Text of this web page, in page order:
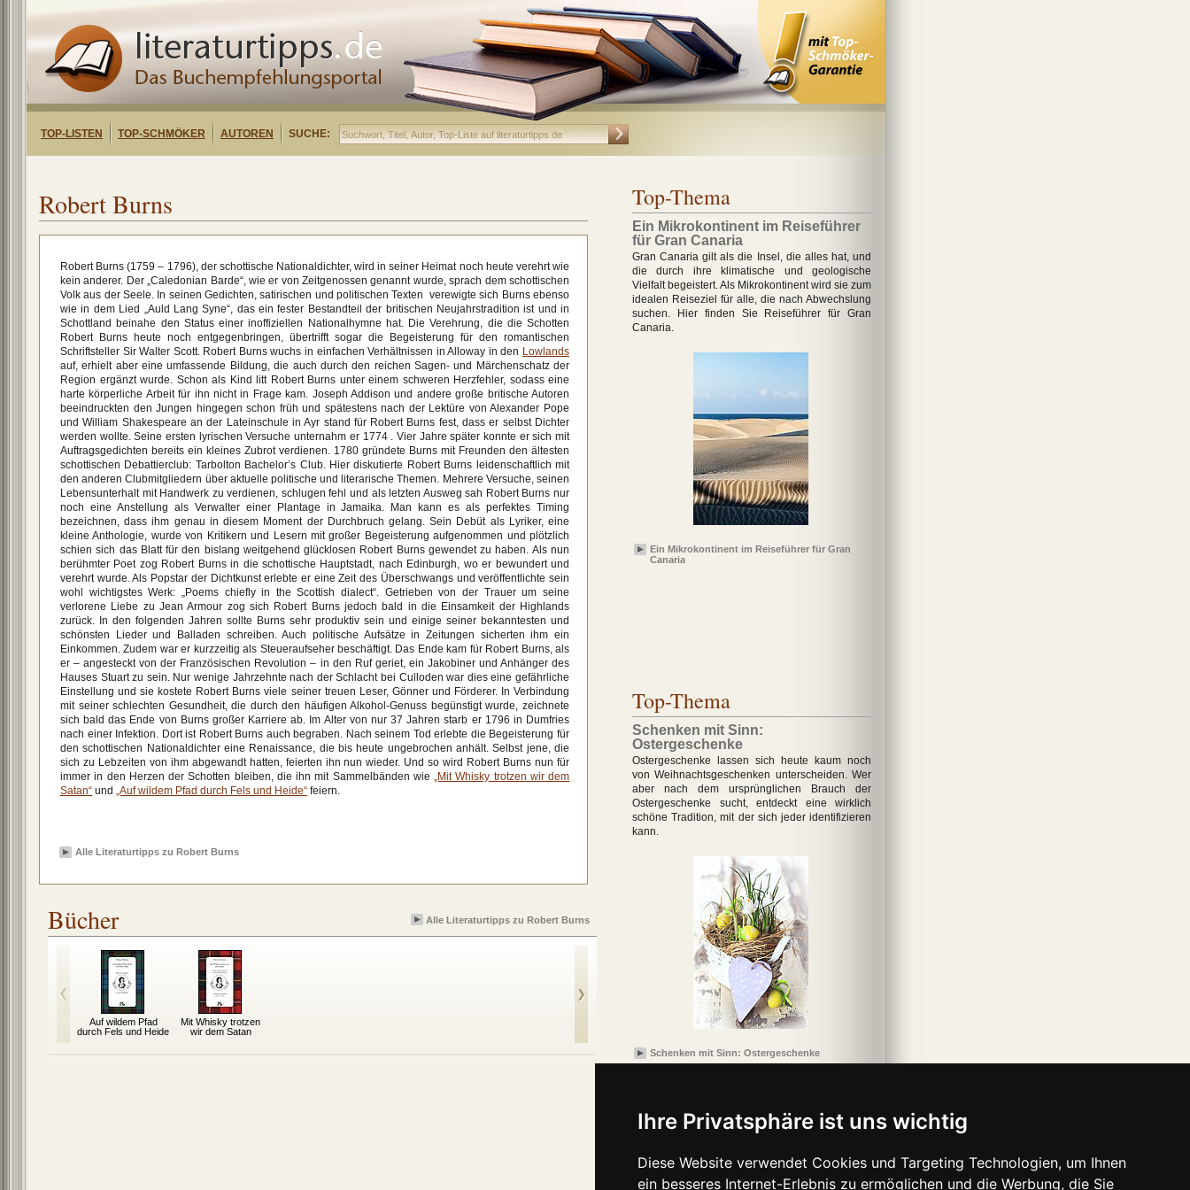
Ihre Privatsphäre ist uns wichtig
Diese Website verwendet Cookies und Targeting Technologien, um Ihnen
ein besseres Internet-Erlebnis zu ermöglichen und die Werbung, die Sie
TOP-LISTEN TOP-SCHMÖKER AUTOREN SUCHE:
Robert Burns
Robert Burns (1759 – 1796), der schottische Nationaldichter, wird in seiner Heimat noch heute verehrt wie
kein anderer. Der „Caledonian Barde“, wie er von Zeitgenossen genannt wurde, sprach dem schottischen
Volk aus der Seele. In seinen Gedichten, satirischen und politischen Texten verewigte sich Burns ebenso
wie in dem Lied „Auld Lang Syne“, das ein fester Bestandteil der britischen Neujahrstradition ist und in
Schottland beinahe den Status einer inoffiziellen Nationalhymne hat. Die Verehrung, die die Schotten
Robert Burns heute noch entgegenbringen, übertrifft sogar die Begeisterung für den romantischen
Schriftsteller Sir Walter Scott. Robert Burns wuchs in einfachen Verhältnissen in Alloway in den Lowlands
auf, erhielt aber eine umfassende Bildung, die auch durch den reichen Sagen- und Märchenschatz der
Region ergänzt wurde. Schon als Kind litt Robert Burns unter einem schweren Herzfehler, sodass eine
harte körperliche Arbeit für ihn nicht in Frage kam. Joseph Addison und andere große britische Autoren
beeindruckten den Jungen hingegen schon früh und spätestens nach der Lektüre von Alexander Pope
und William Shakespeare an der Lateinschule in Ayr stand für Robert Burns fest, dass er selbst Dichter
werden wollte. Seine ersten lyrischen Versuche unternahm er 1774 . Vier Jahre später konnte er sich mit
Auftragsgedichten bereits ein kleines Zubrot verdienen. 1780 gründete Burns mit Freunden den ältesten
schottischen Debattierclub: Tarbolton Bachelor’s Club. Hier diskutierte Robert Burns leidenschaftlich mit
den anderen Clubmitgliedern über aktuelle politische und literarische Themen. Mehrere Versuche, seinen
Lebensunterhalt mit Handwerk zu verdienen, schlugen fehl und als letzten Ausweg sah Robert Burns nur
noch eine Anstellung als Verwalter einer Plantage in Jamaika. Man kann es als perfektes Timing
bezeichnen, dass ihm genau in diesem Moment der Durchbruch gelang. Sein Debüt als Lyriker, eine
kleine Anthologie, wurde von Kritikern und Lesern mit großer Begeisterung aufgenommen und plötzlich
schien sich das Blatt für den bislang weitgehend glücklosen Robert Burns gewendet zu haben. Als nun
berühmter Poet zog Robert Burns in die schottische Hauptstadt, nach Edinburgh, wo er bewundert und
verehrt wurde. Als Popstar der Dichtkunst erlebte er eine Zeit des Überschwangs und veröffentlichte sein
wohl wichtigstes Werk: „Poems chiefly in the Scottish dialect“. Getrieben von der Trauer um seine
verlorene Liebe zu Jean Armour zog sich Robert Burns jedoch bald in die Einsamkeit der Highlands
zurück. In den folgenden Jahren sollte Burns sehr produktiv sein und einige seiner bekanntesten und
schönsten Lieder und Balladen schreiben. Auch politische Aufsätze in Zeitungen sicherten ihm ein
Einkommen. Zudem war er kurzzeitig als Steueraufseher beschäftigt. Das Ende kam für Robert Burns, als
er – angesteckt von der Französischen Revolution – in den Ruf geriet, ein Jakobiner und Anhänger des
Hauses Stuart zu sein. Nur wenige Jahrzehnte nach der Schlacht bei Culloden war dies eine gefährliche
Einstellung und sie kostete Robert Burns viele seiner treuen Leser, Gönner und Förderer. In Verbindung
mit seiner schlechten Gesundheit, die durch den häufigen Alkohol-Genuss begünstigt wurde, zeichnete
sich bald das Ende von Burns großer Karriere ab. Im Alter von nur 37 Jahren starb er 1796 in Dumfries
nach einer Infektion. Dort ist Robert Burns auch begraben. Nach seinem Tod erlebte die Begeisterung für
den schottischen Nationaldichter eine Renaissance, die bis heute ungebrochen anhält. Selbst jene, die
sich zu Lebzeiten von ihm abgewandt hatten, feierten ihn nun wieder. Und so wird Robert Burns nun für
immer in den Herzen der Schotten bleiben, die ihn mit Sammelbänden wie „Mit Whisky trotzen wir dem
Satan“ und „Auf wildem Pfad durch Fels und Heide“ feiern.
Alle Literaturtipps zu Robert Burns
Bücher Alle Literaturtipps zu Robert Burns
Auf wildem Pfad
durch Fels und Heide
Mit Whisky trotzen
wir dem Satan
Mit Whisky trotzen
wir dem Satan
Top-Thema
Ein Mikrokontinent im Reiseführer
für Gran Canaria
Gran Canaria gilt als die Insel, die alles hat, und
die durch ihre klimatische und geologische
Vielfalt begeistert. Als Mikrokontinent wird sie zum
idealen Reiseziel für alle, die nach Abwechslung
suchen. Hier finden Sie Reiseführer für Gran
Canaria.
Ein Mikrokontinent im Reiseführer für Gran
Canaria
Top-Thema
Schenken mit Sinn:
Ostergeschenke
Ostergeschenke lassen sich heute kaum noch
von Weihnachtsgeschenken unterscheiden. Wer
aber nach dem ursprünglichen Brauch der
Ostergeschenke sucht, entdeckt eine wirklich
schöne Tradition, mit der sich jeder identifizieren
kann.
Schenken mit Sinn: Ostergeschenke